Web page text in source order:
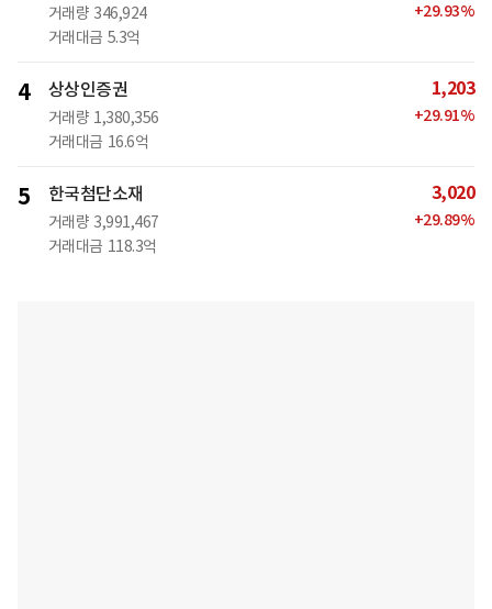
거래량 346,924
거래대금 5.3억
+29.93%
4 상상인증권
거래량 1,380,356
거래대금 16.6억
1,203
+29.91%
5 한국첨단소재
거래량 3,991,467
거래대금 118.3억
3,020
+29.89%